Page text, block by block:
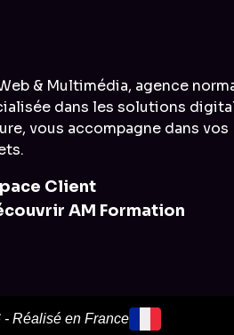
& Multimédia, agence
dans les solutions
vous accompagne dans vos
Client
AM Formation
- Réalisé en France